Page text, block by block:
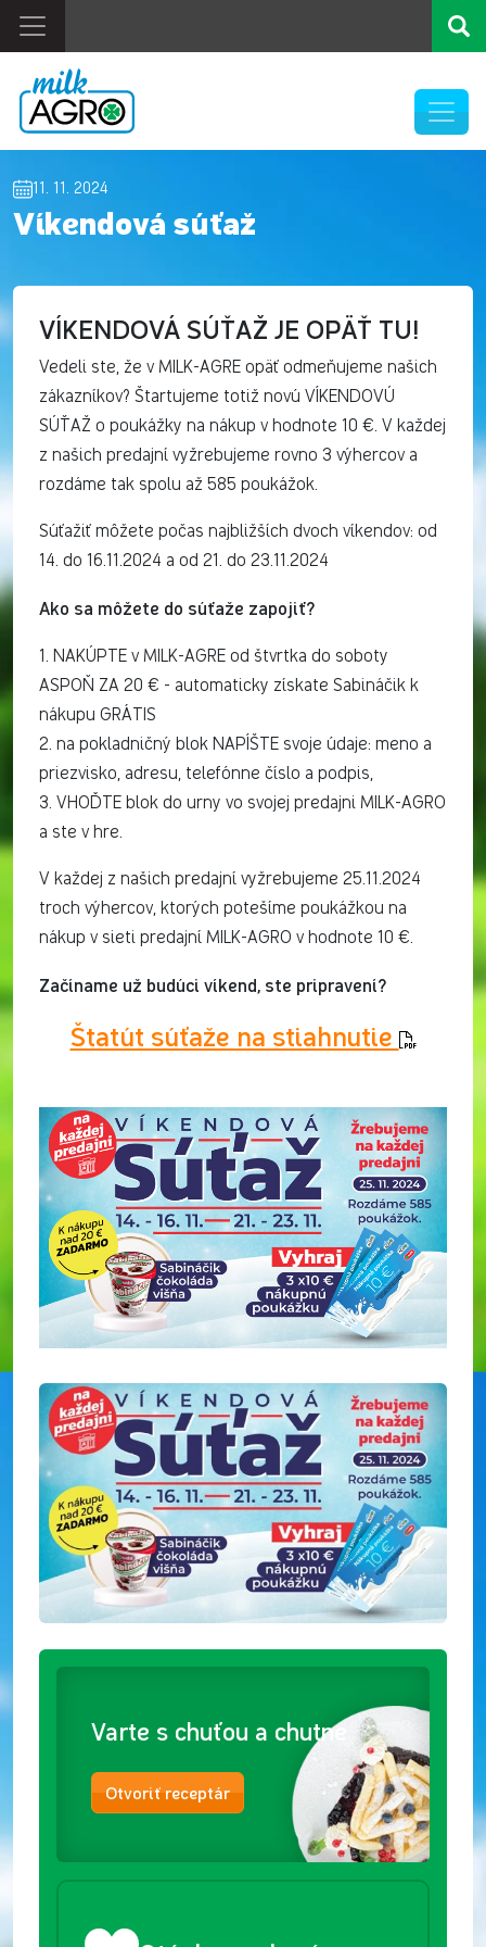
11. 11. 2024
Víkendová súťaž
VÍKENDOVÁ SÚŤAŽ JE OPÄŤ TU!
Vedeli ste, že v MILK-AGRE opäť odmeňujeme našich
zákazníkov? Štartujeme totiž novú VÍKENDOVÚ
SÚŤAŽ o poukážky na nákup v hodnote 10 €. V každej
z našich predajní vyžrebujeme rovno 3 výhercov a
rozdáme tak spolu až 585 poukážok.
Súťažiť môžete počas najbližších dvoch víkendov: od
14. do 16.11.2024 a od 21. do 23.11.2024
Ako sa môžete do súťaže zapojiť?
1. NAKÚPTE v MILK-AGRE od štvrtka do soboty
ASPOŇ ZA 20 € - automaticky získate Sabináčik k
nákupu GRÁTIS
2. na pokladničný blok NAPÍŠTE svoje údaje: meno a
priezvisko, adresu, telefónne číslo a podpis,
3. VHOĎTE blok do urny vo svojej predajni MILK-AGRO
a ste v hre.
V každej z našich predajní vyžrebujeme 25.11.2024
troch výhercov, ktorých potešíme poukážkou na
nákup v sieti predajní MILK-AGRO v hodnote 10 €.
Začíname už budúci víkend, ste pripravení?
Štatút súťaže na stiahnutie
Varte s chuťou a chutne
Otvoriť receptár